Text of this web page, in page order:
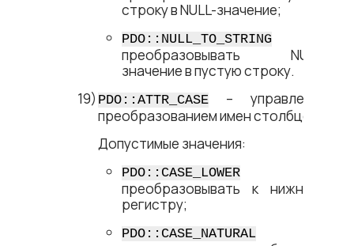
строку в NULL-значение;
PDO::NULL_TO_STRING
преобразовывать NULL-
значение в пустую строку.
PDO::ATTR_CASE
– управление
преобразованием имен столбцов.
Допустимые значения:
PDO::CASE_LOWER
преобразовывать к нижнему
регистру;
PDO::CASE_NATURAL